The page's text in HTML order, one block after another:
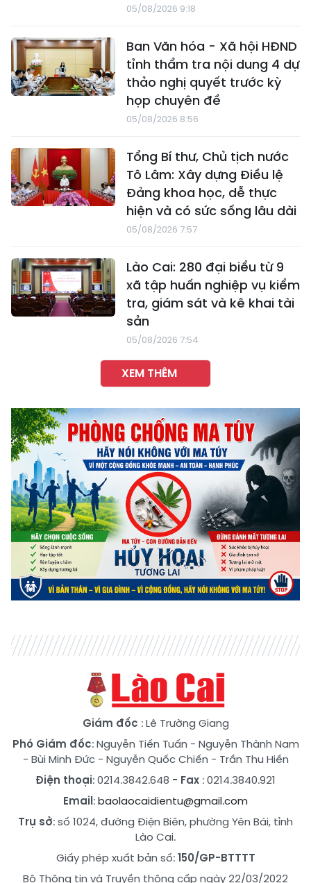
05/08/2026 9:18
Ban Văn hóa - Xã hội HĐND
tỉnh thẩm tra nội dung 4 dự
thảo nghị quyết trước kỳ
họp chuyên đề
05/08/2026 8:56
Tổng Bí thư, Chủ tịch nước
Tô Lâm: Xây dựng Điều lệ
Đảng khoa học, dễ thực
hiện và có sức sống lâu dài
05/08/2026 7:57
Lào Cai: 280 đại biểu từ 9
xã tập huấn nghiệp vụ kiểm
tra, giám sát và kê khai tài
sản
05/08/2026 7:54
XEM THÊM
Giám đốc : Lê Trường Giang
Phó Giám đốc:Nguyễn Tiến Tuấn - Nguyễn Thành Nam
- Bùi Minh Đức- Nguyễn Quốc Chiến - Trần Thu Hiền
Điện thoại: 0214.3842.648 - Fax : 0214.3840.921
Email:baolaocaidientu@gmail.com
Trụ sở: số 1024, đường Điện Biên, phường Yên Bái, tỉnh
Lào Cai.
Giấy phép xuất bản số:150/GP-BTTTT
Bộ Thông tin và Truyền thông cấp ngày 22/03/2022